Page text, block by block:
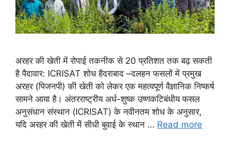
अरहर की खेती में रोपाई तकनीक से 20 प्रतिशत तक बढ़ सकती
है पैदावार: ICRISAT शोध हैदराबाद –दलहन फसलों में प्रमुख
अरहर (पिजनपी) की खेती को लेकर एक महत्वपूर्ण वैज्ञानिक निष्कर्ष
सामने आया है। अंतरराष्ट्रीय अर्ध-शुष्क उष्णकटिबंधीय फसल
अनुसंधान संस्थान (ICRISAT) के नवीनतम शोध के अनुसार,
यदि अरहर की खेती में सीधी बुवाई के स्थान … Read more